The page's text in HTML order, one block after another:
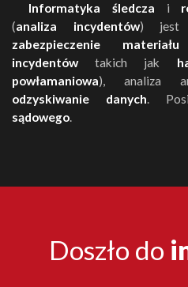
Informatyka śledcza i
(analiza incydentów) jest
zabezpieczenie
incydentówtakich jak
powłamaniowa), analiza
odzyskiwanie danych.
sądowego.
Doszło do